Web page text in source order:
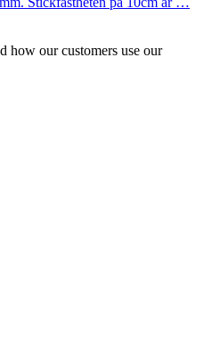
how our customers use our